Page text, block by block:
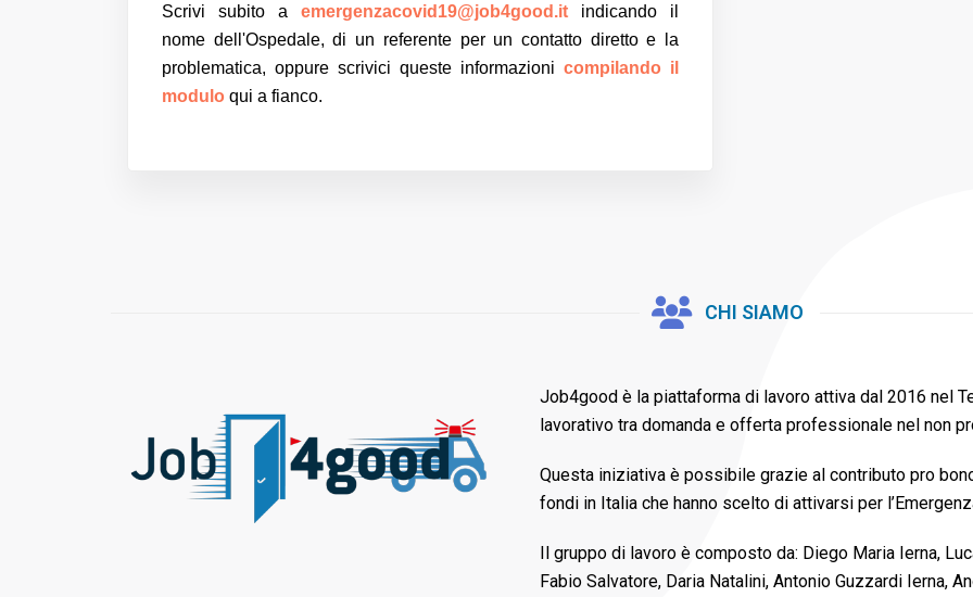
Scrivi subito a emergenzacovid19@job4good.it indicando il
nome dell'Ospedale, di un referente per un contatto diretto e la
problematica, oppure scrivici queste informazioni compilando il
modulo qui a fianco.
CHI SIAMO
Job4good è la piattaforma di lavoro attiva dal 2016 nel
lavorativo tra domanda e offerta professionale nel non
Questa iniziativa è possibile grazie al contributo pro
fondi in Italia che hanno scelto di attivarsi per
Il gruppo di lavoro è composto da: Diego Maria Ierna,
Fabio Salvatore, Daria Natalini, Antonio Guzzardi Ierna,